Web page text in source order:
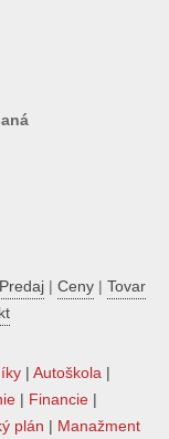
Predaj | Ceny | Tovar
| Autoškola |
| Financie |
plán | Manažment